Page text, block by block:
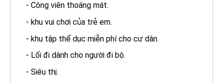
- Công viên thoáng mát.
- khu vui chơi của trẻ em.
- khu tập thể dục miễn phí cho cư dân.
- Lối đi dành cho người đi bộ.
- Siêu thị.